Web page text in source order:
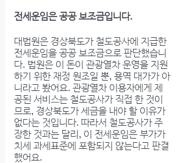
전세운임은 공공 보조금입니다.
대법원은 경상북도가 철도공사에 지급한
전세운임을 공공 보조금으로 판단했습니
다. 법원은 이 돈이 관광열차 운영을 지원
하기 위한 재정 원조일 뿐, 용역 대가가 아
니라고 봤어요. 관광열차 이용자에게 제
공된 서비스는 철도공사가 직접 한 것이
므로, 경상북도가 세금을 내야 할 이유가
없다는 것입니다. 따라서 철도공사가 주
장한 것과는 달리, 이 전세운임은 부가가
치세 과세표준에 포함되지 않는다고 판결
했어요.